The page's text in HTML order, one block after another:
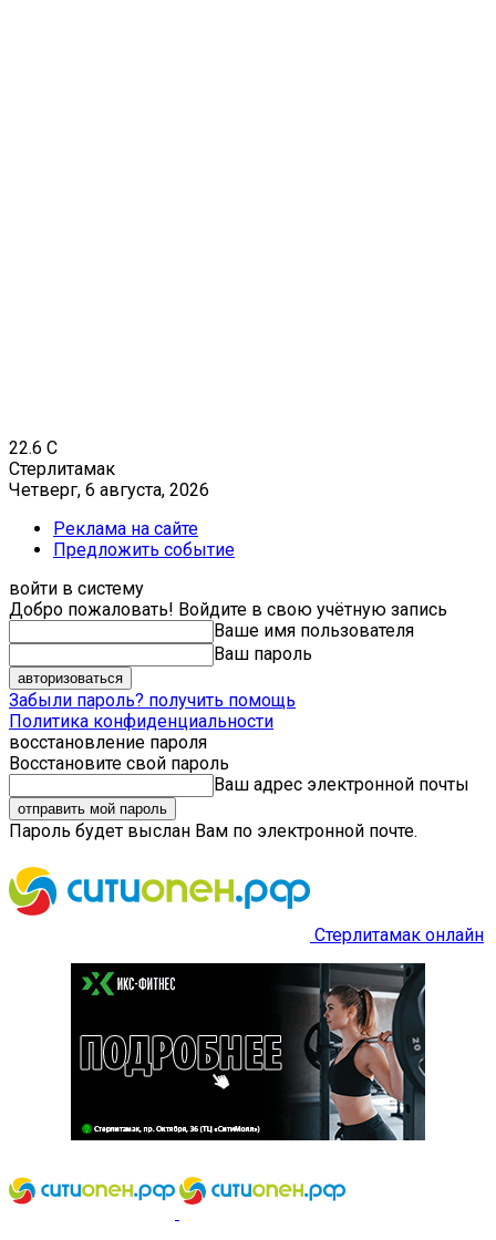
22.6 C
Стерлитамак
Четверг, 6 августа, 2026
Реклама на сайте
Предложить событие
войти в систему
Добро пожаловать! Войдите в свою учётную запись
Ваше имя пользователя
Ваш пароль
Забыли пароль? получить помощь
Политика конфиденциальности
восстановление пароля
Восстановите свой пароль
Ваш адрес электронной почты
Пароль будет выслан Вам по электронной почте.
Стерлитамак онлайн